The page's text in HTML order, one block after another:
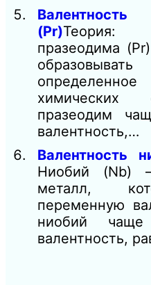
(Pr)
празеодима
химических
празеодим
валентность,…
Валентность
Ниобий (Nb)
металл,
переменную
ниобий чаще
валентность,